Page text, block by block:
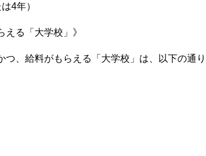
4年）
える「大学校」》
、給料がもらえる「大学校」は、以下の通り